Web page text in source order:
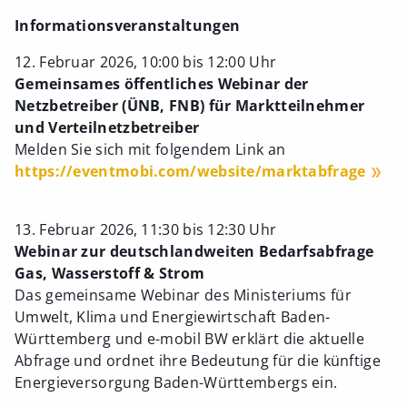
Informationsveranstaltungen
12. Februar 2026, 10:00 bis 12:00 Uhr
Gemeinsames öffentliches Webinar der
Netzbetreiber (ÜNB, FNB) für Marktteilnehmer
und Verteilnetzbetreiber
Melden Sie sich mit folgendem Link an
https://eventmobi.com/website/marktabfrage
13. Februar 2026, 11:30 bis 12:30 Uhr
Webinar zur deutschlandweiten Bedarfsabfrage
Gas, Wasserstoff & Strom
Das gemeinsame Webinar des Ministeriums für
Umwelt, Klima und Energiewirtschaft Baden-
Württemberg und e-mobil BW erklärt die aktuelle
Abfrage und ordnet ihre Bedeutung für die künftige
Energieversorgung Baden-Württembergs ein.